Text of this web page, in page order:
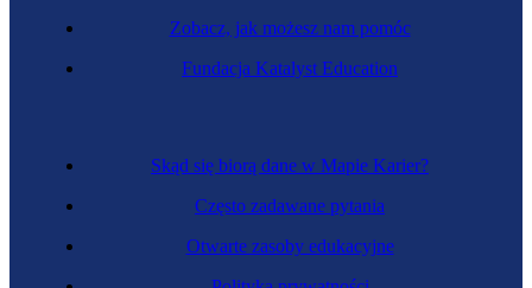
Skąd się biorą dane w Mapie Karier?
Często zadawane pytania
Otwarte zasoby edukacyjne
Zobacz, jak możesz nam pomóc
Fundacja Katalyst Education